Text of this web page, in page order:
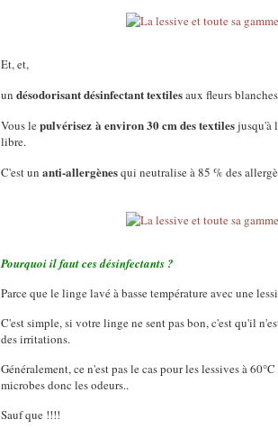
Et, et,
un désodorisant désinfectant textilesaux fleurs
Vous lepulvérisez à environ 30 cm des textilesjusqu'à
libre.
C'est un anti-allergènesqui neutralise à 85 % des
Pourquoi il faut ces désinfectants ?
Parce que le linge lavé à basse température avec une
C'est simple, si votre linge ne sent pas bon, c'est qu'il
des irritations.
Généralement, ce n'est pas le cas pour les lessives à
microbes donc les odeurs..
Sauf que !!!!